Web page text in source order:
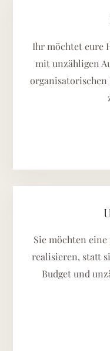
Ihr möchtet eure
mit unzähligen
organisatorischen
Sie möchten
realisieren, statt
Budget und